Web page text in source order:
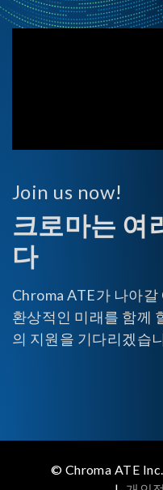
Join us now!
크로마는 여
다
Chroma ATE가 나아
환상적인 미래를 함께
의 지원을 기다리겠습
© Chroma ATE